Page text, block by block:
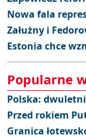
Nowa fala
Załużny i
Estonia chce
Popularne
Polska:
Przed rokiem
Granica